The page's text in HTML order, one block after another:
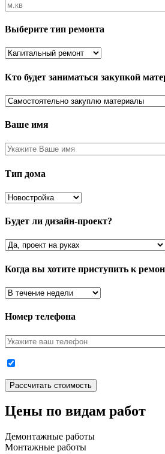
Выберите тип ремонта
Кто будет заниматься закупкой
Ваше имя
Тип дома
Будет ли дизайн-проект?
Когда вы хотите приступить к
Номер телефона
Цены по видам работ
Демонтажные работы
Монтажные работы